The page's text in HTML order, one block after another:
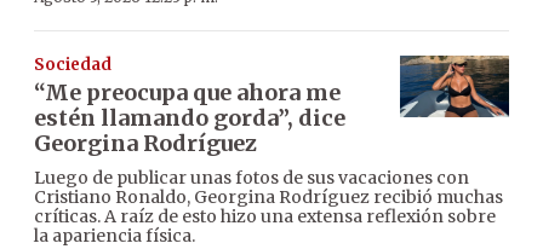
Sociedad
“Me preocupa que ahora me
estén llamando gorda”, dice
Georgina Rodríguez
Luego de publicar unas fotos de sus vacaciones con
Cristiano Ronaldo, Georgina Rodríguez recibió muchas
críticas. A raíz de esto hizo una extensa reflexión sobre
la apariencia física.